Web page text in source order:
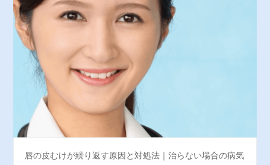
唇の皮むけが繰り返す原因と対処法｜治らない場合の病気